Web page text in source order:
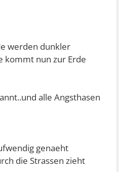
werden dunkler
kommt nun zur Erde
alle Angsthasen
genaeht
die Strassen zieht